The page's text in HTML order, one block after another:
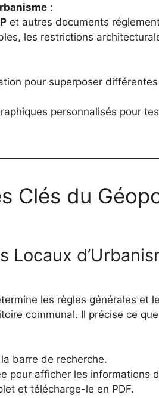
:
et autres documents
les restrictions
pour superposer
personnalisés pour
Clés du
Locaux
les règles générales et
communal. Il précise ce
barre de recherche.
pour afficher les informations
et télécharge-le en PDF.